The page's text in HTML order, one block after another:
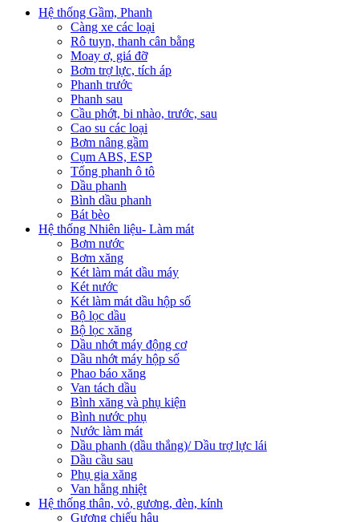
Hệ thống Gầm, Phanh
Càng xe các loại
Rô tuyn, thanh cân bằng
Moay ơ, giá đỡ
Bơm trợ lực, tích áp
Phanh trước
Phanh sau
Cầu phớt, bi nhào, trước, sau
Cao su các loại
Bơm nâng gầm
Cụm ABS, ESP
Tổng phanh ô tô
Dầu phanh
Bình dầu phanh
Bát bèo
Hệ thống Nhiên liệu- Làm mát
Bơm nước
Bơm xăng
Két làm mát dầu máy
Két nước
Két làm mát dầu hộp số
Bộ lọc dầu
Bộ lọc xăng
Dầu nhớt máy động cơ
Dầu nhớt máy hộp số
Phao báo xăng
Van tách dầu
Bình xăng và phụ kiện
Bình nước phụ
Nước làm mát
Dầu phanh (dầu thắng)/ Dầu trợ lực lái
Dầu cầu sau
Phụ gia xăng
Van hằng nhiệt
Hệ thống thân, vỏ, gương, đèn, kính
Gương chiếu hậu